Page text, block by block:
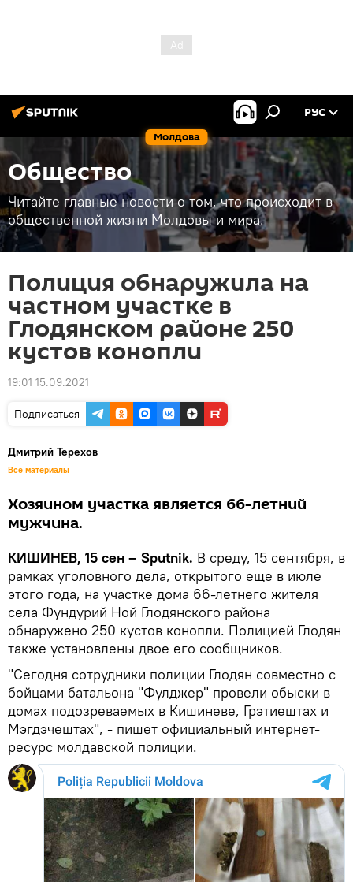
Молдова
РУС
Общество
Читайте главные новости о том, что происходит в
общественной жизни Молдовы и мира.
Полиция обнаружила на
частном участке в
Глодянском районе 250
кустов конопли
19:01 15.09.2021
Подписаться
Дмитрий Терехов
Все материалы
Хозяином участка является 66-летний
мужчина.
КИШИНЕВ, 15 сен – Sputnik. В среду, 15 сентября, в
рамках уголовного дела, открытого еще в июле
этого года, на участке дома 66-летнего жителя
села Фундурий Ной Глодянского района
обнаружено 250 кустов конопли. Полицией Глодян
также установлены двое его сообщников.
"Сегодня сотрудники полиции Глодян совместно с
бойцами батальона "Фулджер" провели обыски в
домах подозреваемых в Кишиневе, Грэтиештах и
Мэгдэчештах", - пишет официальный интернет-
ресурс молдавской полиции.